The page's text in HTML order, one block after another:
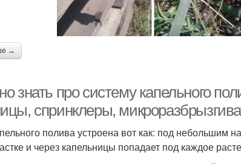
→
знать про систему капельного
спринклеры,
полива устроена вот как: под небольшим
и через капельницы попадает под каждое